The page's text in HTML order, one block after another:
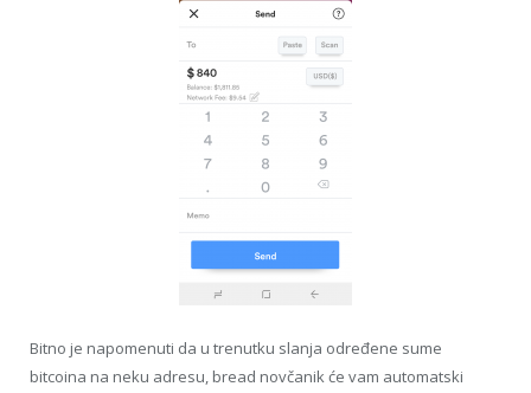
Bitno je napomenuti da u trenutku slanja određene sume
bitcoina na neku adresu, bread novčanik će vam automatski